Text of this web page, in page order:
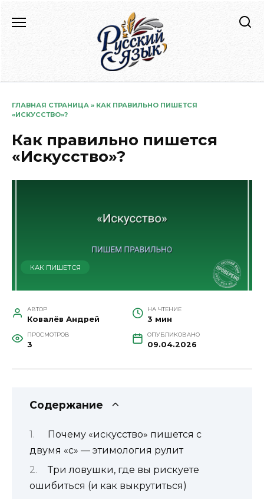
содержанию
ГЛАВНАЯ СТРАНИЦА » КАК ПРАВИЛЬНО ПИШЕТСЯ
«ИСКУССТВО»?
Как правильно пишется
«Искусство»?
КАК ПИШЕТСЯ
АВТОР
Ковалёв Андрей
НА ЧТЕНИЕ
3 мин
ПРОСМОТРОВ
3
ОПУБЛИКОВАНО
09.04.2026
Содержание
Почему «искусство» пишется с
двумя «с» — этимология рулит
Три ловушки, где вы рискуете
ошибиться (и как выкрутиться)